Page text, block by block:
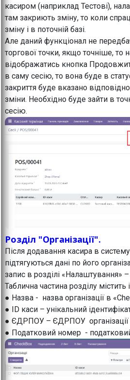
касиром (наприклад Тестові),
там закриють зміну, то коли
зміну і в поточній базі.
Але даний функціонал не
торгової точки, якщо точніше, то
відображатись кнопка
в саму сесію, то вона буде в
закриття буде вказано
зміни. Необхідно буде зайти в
сесію.
Розділ "Організації".
Після додавання касира в
підтягуються дані по його
запис в розділі «Налаштування» –
Таблична частина розділу
● Назва - назва організації в
● ID каси – унікальний
● ЄДРПОУ – ЄДРПОУ організації
● Податковий номер - податковий